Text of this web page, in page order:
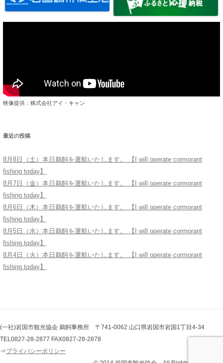
映像提供：株式会社アイ・キャン
最近の投稿
8月8日（土）本日鵜飼を運航いたします。 【I will operate cormorant
fishing today】
8月7日（金）本日鵜飼を運航いたします。 【I will operate cormorant
fishing today】
8月6日（木）本日鵜飼を運航いたします。 【I will operate cormorant
fishing today】
8月5日（水）本日鵜飼を運航いたします。 【I will operate cormorant
fishing today】
8月4日（火）本日鵜飼を運航いたします。 【I will operate cormorant
fishing today】
(一社)岩国市観光協会 鵜飼事務所 〒741-0062 山口県岩国市岩国1丁目4-34
TEL0827-28-2877 FAX0827-28-2878
⇒プライバシーポリシー